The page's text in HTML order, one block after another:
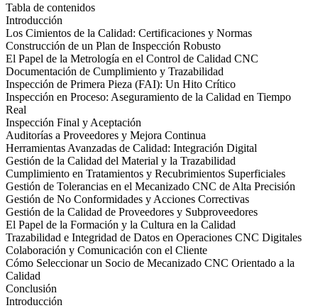
Tabla de contenidos
Introducción
Los Cimientos de la Calidad: Certificaciones y Normas
Construcción de un Plan de Inspección Robusto
El Papel de la Metrología en el Control de Calidad CNC
Documentación de Cumplimiento y Trazabilidad
Inspección de Primera Pieza (FAI): Un Hito Crítico
Inspección en Proceso: Aseguramiento de la Calidad en Tiempo
Real
Inspección Final y Aceptación
Auditorías a Proveedores y Mejora Continua
Herramientas Avanzadas de Calidad: Integración Digital
Gestión de la Calidad del Material y la Trazabilidad
Cumplimiento en Tratamientos y Recubrimientos Superficiales
Gestión de Tolerancias en el Mecanizado CNC de Alta Precisión
Gestión de No Conformidades y Acciones Correctivas
Gestión de la Calidad de Proveedores y Subproveedores
El Papel de la Formación y la Cultura en la Calidad
Trazabilidad e Integridad de Datos en Operaciones CNC Digitales
Colaboración y Comunicación con el Cliente
Cómo Seleccionar un Socio de Mecanizado CNC Orientado a la
Calidad
Conclusión
Introducción